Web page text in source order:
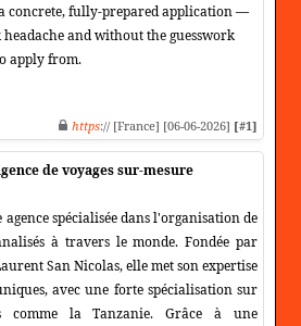
concrete, fully-prepared application —
and without the guesswork
apply from.
https:// [France] [06-06-2026] [#1]
de voyages sur-mesure
agence spécialisée dans l'organisation de
à travers le monde. Fondée par
San Nicolas, elle met son expertise
avec une forte spécialisation sur
comme la Tanzanie. Grâce à une